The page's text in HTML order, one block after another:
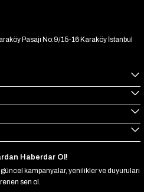
Pasajı No:9/15-16 Karaköy İstanbul
Haberdar Ol!
kampanyalar, yenilikler ve duyuruları
sen ol.